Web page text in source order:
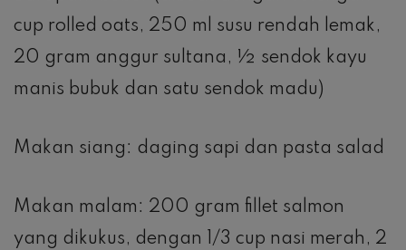
cup rolled oats, 250 ml susu rendah lemak,
20 gram anggur sultana, ½ sendok kayu
manis bubuk dan satu sendok madu)
Makan siang: daging sapi dan pasta salad
Makan malam: 200 gram fillet salmon
yang dikukus, dengan 1/3 cup nasi merah, 2